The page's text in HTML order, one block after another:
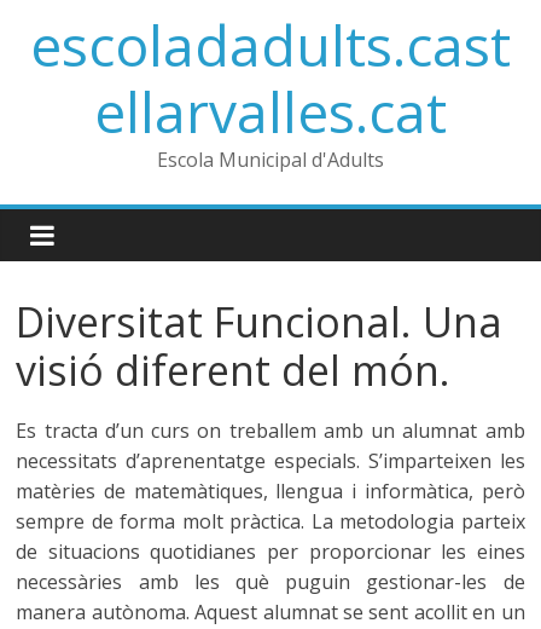
contentescoladadults.cast
ellarvalles.cat
Escola Municipal d'Adults
Diversitat Funcional. Una
visió diferent del món.
Es tracta d’un curs on treballem amb un alumnat amb
necessitats d’aprenentatge especials. S’imparteixen les
matèries de matemàtiques, llengua i informàtica, però
sempre de forma molt pràctica. La metodologia parteix
de situacions quotidianes per proporcionar les eines
necessàries amb les què puguin gestionar-les de
manera autònoma. Aquest alumnat se sent acollit en un